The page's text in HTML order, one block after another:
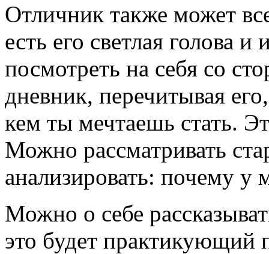
Отличник также может
есть его светлая голова
посмотреть на себя со
дневник, перечитывая
кем ты мечтаешь стать.
Можно рассматривать
анализировать: почему у
Можно о себе
это будет практикующий